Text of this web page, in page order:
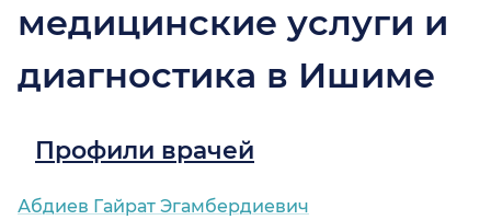
медицинские услуги и
диагностика в Ишиме
Профили врачей
Абдиев Гайрат Эгамбердиевич